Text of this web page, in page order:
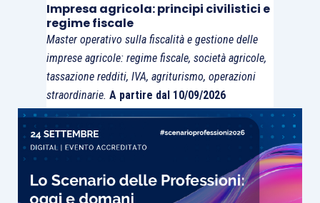
Impresa agricola: principi civilistici e
regime fiscale
Master operativo sulla fiscalità e gestione delle
imprese agricole: regime fiscale, società agricole,
tassazione redditi, IVA, agriturismo, operazioni
straordinarie. A partire dal 10/09/2026